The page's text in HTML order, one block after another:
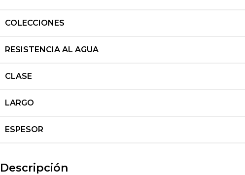
COLECCIONES
RESISTENCIA AL AGUA
CLASE
LARGO
ESPESOR
Descripción